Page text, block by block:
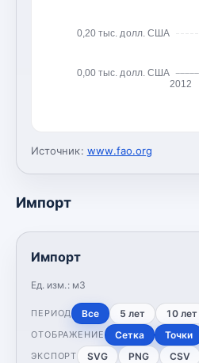
0,00 тыс. долл. США
0,20 тыс. долл. США
2012
Источник: www.fao.org
Импорт
Импорт
Ед. изм.: м3
ПЕРИОД Все 5 лет 10 лет
ОТОБРАЖЕНИЕ Сетка Точки
ЭКСПОРТ SVG PNG CSV